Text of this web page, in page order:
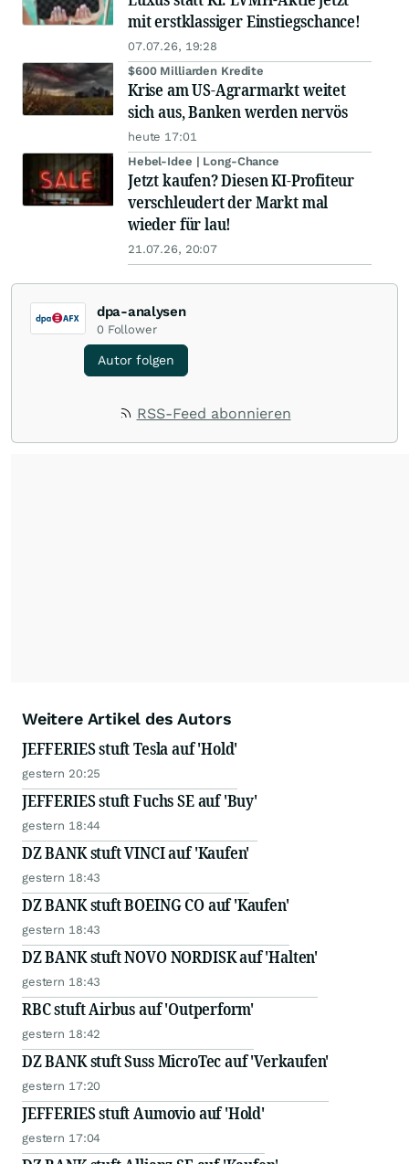
mit erstklassiger Einstiegschance!
07.07.26, 19:28
$600 Milliarden Kredite
Krise am US-Agrarmarkt weitet
sich aus, Banken werden nervös
heute 17:01
Hebel-Idee | Long-Chance
Jetzt kaufen? Diesen KI-Profiteur
verschleudert der Markt mal
wieder für lau!
21.07.26, 20:07
dpa-analysen
0 Follower
Autor folgen
RSS-Feed abonnieren
Weitere Artikel des Autors
JEFFERIES stuft Tesla auf 'Hold'
gestern 20:25
JEFFERIES stuft Fuchs SE auf 'Buy'
gestern 18:44
DZ BANK stuft VINCI auf 'Kaufen'
gestern 18:43
DZ BANK stuft BOEING CO auf 'Kaufen'
gestern 18:43
DZ BANK stuft NOVO NORDISK auf 'Halten'
gestern 18:43
RBC stuft Airbus auf 'Outperform'
gestern 18:42
DZ BANK stuft Suss MicroTec auf 'Verkaufen'
gestern 17:20
JEFFERIES stuft Aumovio auf 'Hold'
gestern 17:04